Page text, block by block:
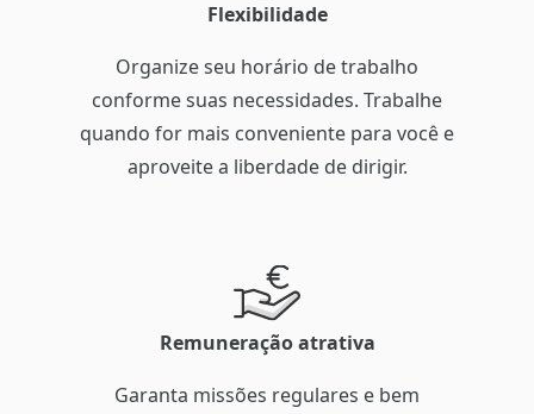
Flexibilidade
Organize seu horário de trabalho
conforme suas necessidades. Trabalhe
quando for mais conveniente para você e
aproveite a liberdade de dirigir.
Remuneração atrativa
Garanta missões regulares e bem